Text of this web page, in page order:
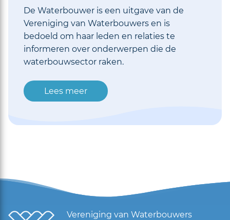
De Waterbouwer is een uitgave van de
Vereniging van Waterbouwers en is
bedoeld om haar leden en relaties te
informeren over onderwerpen die de
waterbouwsector raken.
Lees meer
Vereniging van Waterbouwers